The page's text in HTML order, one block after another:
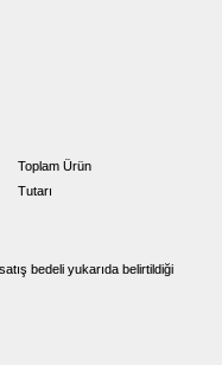
Toplam Ürün
Tutarı
bedeli yukarıda belirtildiği